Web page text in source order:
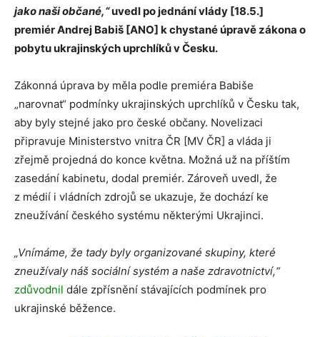
jako naši občané,“uvedl po jednání vlády [18.5.]
premiér Andrej Babiš [ANO] k chystané úpravě zákona o
pobytu ukrajinských uprchlíků v Česku.
Zákonná úprava by měla podle premiéra Babiše
„narovnat“ podmínky ukrajinských uprchlíků v Česku tak,
aby byly stejné jako pro české občany. Novelizaci
připravuje Ministerstvo vnitra ČR [MV ČR] a vláda ji
zřejmě projedná do konce května. Možná už na příštím
zasedání kabinetu, dodal premiér. Zároveň uvedl, že
z médií i vládních zdrojů se ukazuje, že dochází ke
zneužívání českého systému některými Ukrajinci.
„Vnímáme, že tady byly organizované skupiny, které
zneužívaly náš sociální systém a naše zdravotnictví,“
zdůvodnil dále zpřísnění stávajících podmínek pro
ukrajinské běžence.